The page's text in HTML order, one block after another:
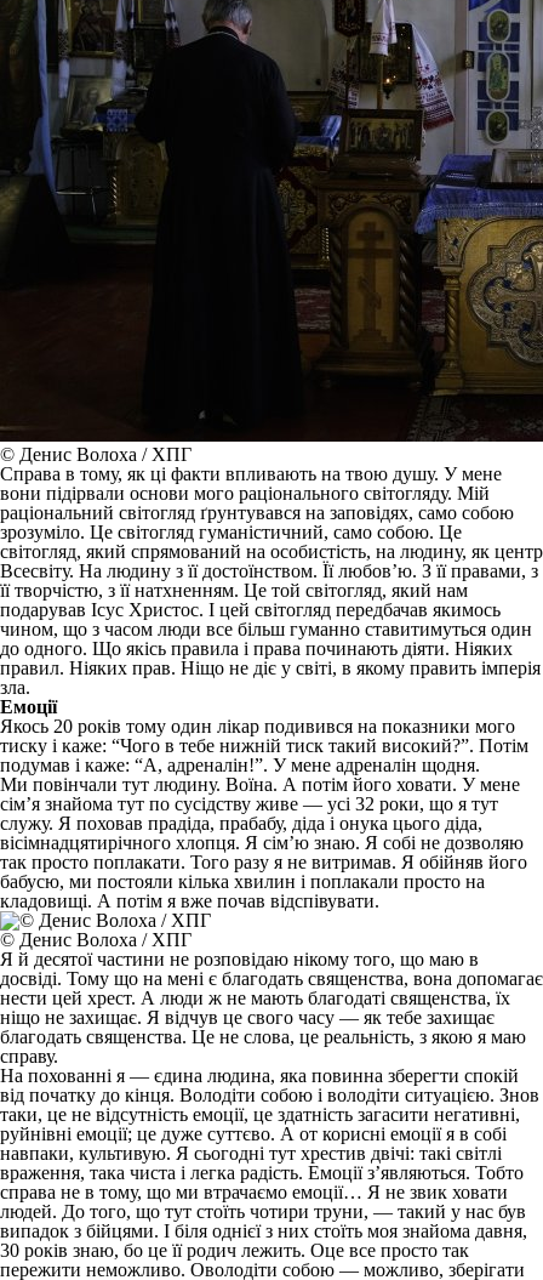
© Денис Волоха / ХПГ
Справа в тому, як ці факти впливають на твою душу. У мене
вони підірвали основи мого раціонального світогляду. Мій
раціональний світогляд ґрунтувався на заповідях, само собою
зрозуміло. Це світогляд гуманістичний, само собою. Це
світогляд, який спрямований на особистість, на людину, як центр
Всесвіту. На людину з її достоїнством. Її любов’ю. З її правами, з
її творчістю, з її натхненням. Це той світогляд, який нам
подарував Ісус Христос. І цей світогляд передбачав якимось
чином, що з часом люди все більш гуманно ставитимуться один
до одного. Що якісь правила і права починають діяти. Ніяких
правил. Ніяких прав. Ніщо не діє у світі, в якому править імперія
зла.
Емоції
Якось 20 років тому один лікар подивився на показники мого
тиску і каже: “Чого в тебе нижній тиск такий високий?”. Потім
подумав і каже: “А, адреналін!”. У мене адреналін щодня.
Ми повінчали тут людину. Воїна. А потім його ховати. У мене
сім’я знайома тут по сусідству живе — усі 32 роки, що я тут
служу. Я поховав прадіда, прабабу, діда і онука цього діда,
вісімнадцятирічного хлопця. Я сім’ю знаю. Я собі не дозволяю
так просто поплакати. Того разу я не витримав. Я обійняв його
бабусю, ми постояли кілька хвилин і поплакали просто на
кладовищі. А потім я вже почав відспівувати.
© Денис Волоха / ХПГ
Я й десятої частини не розповідаю нікому того, що маю в
досвіді. Тому що на мені є благодать священства, вона допомагає
нести цей хрест. А люди ж не мають благодаті священства, їх
ніщо не захищає. Я відчув це свого часу — як тебе захищає
благодать священства. Це не слова, це реальність, з якою я маю
справу.
На похованні я — єдина людина, яка повинна зберегти спокій
від початку до кінця. Володіти собою і володіти ситуацією. Знов
таки, це не відсутність емоції, це здатність загасити негативні,
руйнівні емоції; це дуже суттєво. А от корисні емоції я в собі
навпаки, культивую. Я сьогодні тут хрестив двічі: такі світлі
враження, така чиста і легка радість. Емоції з’являються. Тобто
справа не в тому, що ми втрачаємо емоції… Я не звик ховати
людей. До того, що тут стоїть чотири труни, — такий у нас був
випадок з бійцями. І біля однієї з них стоїть моя знайома давня,
30 років знаю, бо це її родич лежить. Оце все просто так
пережити неможливо. Оволодіти собою — можливо, зберігати